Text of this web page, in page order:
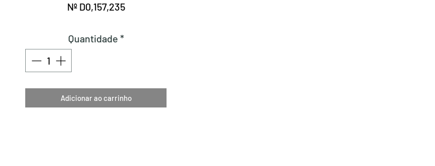
Nº D0,157,235
Quantidade *
Adicionar ao carrinho